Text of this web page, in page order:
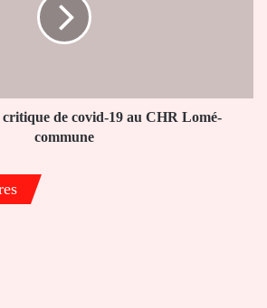
critique de covid-19 au CHR Lomé-
commune